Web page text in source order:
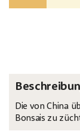
Die von China
Bonsais zu